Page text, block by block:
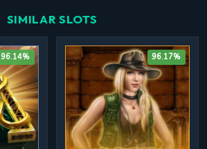
SIMILAR SLOTS
96.14% 96.17%